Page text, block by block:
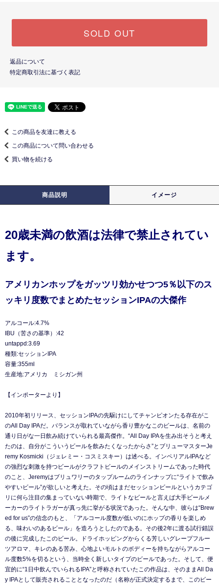
SOLD OUT
返品について
特定商取引法に基づく表記
この商品を友達に教える
この商品について問い合わせる
買い物を続ける
商品説明 イメージ
20歳未満の飲酒は法律で禁止されてい
ます。
アメリカンホップをガッツリ効かせつつ5％以下のス
ッキリ度数でまとめたセッションIPAの大傑作
アルコール:4.7%
IBU（苦さの基準）:42
untappd:3.69
種類:セッションIPA
容量:355ml
生産地:アメリカ ミシガン州
【インポーターより】
2010年初リリース、セッションIPAの先駆けにしてチャンピオンたる存在がこ
のAll Day IPAだ。バランスが取れていながら香り豊かなこのビールは、名前の
通り日がな一日飲み続けていられる最高傑作。“All Day IPAを生み出そうと考え
たのは、自分がこういうビールを飲みたくなったからさ”とブリューマスターJe
remy Kosmicki（ジェレミー・コスミスキー）は述べる。インペリアルIPAなど
の強烈な刺激を持つビールがクラフトビールのメインストリームであった時代
のこと、Jeremyはブリュワリーのタップルームのラインナップに“ライトで飲み
やすいビール”が欲しいと考えた。その頃はまだセッションビールというカテゴ
リに何ら注目の集まっていない時期で、ライトなビールと言えば大手ビールメ
ーカーのライトラガーが真っ先に挙がる状況であった。そんな中、彼らは“Brew
ed for us”の信念のもと、「アルコール度数が低いのにホップの香りを楽しめ
る、味わいのあるビール」を造ろうとしたのである。その後2年に渡る試行錯誤
の後に完成したこのビール。ドライホッピングからくる芳しいグレープフルー
ツアロマ、キレのある苦み、心地よいモルトのボディーを持ちながらアルコー
ル度数5%を切るという、当時全く新しいタイプのビールであった。そして、便
宜的に“1日中飲んでいられるIPA”と呼称されていたこの作品は、そのままAll Da
y IPAとして販売されることとなったのだ（名称が正式決定するまで、このビー